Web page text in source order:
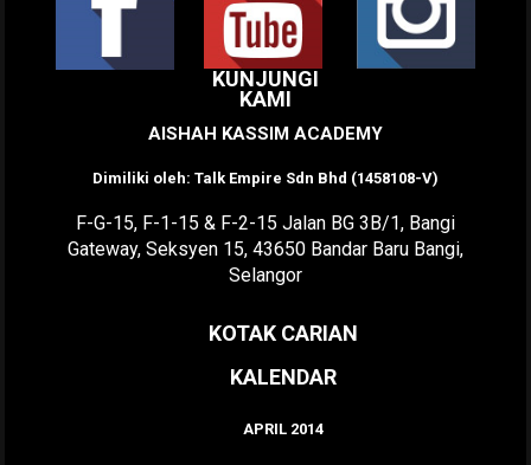
KUNJUNGI
KAMI
AISHAH KASSIM ACADEMY
Dimiliki oleh: Talk Empire Sdn Bhd (1458108-V)
F-G-15, F-1-15 & F-2-15 Jalan BG 3B/1, Bangi
Gateway, Seksyen 15, 43650 Bandar Baru Bangi,
Selangor
KOTAK CARIAN
KALENDAR
APRIL 2014